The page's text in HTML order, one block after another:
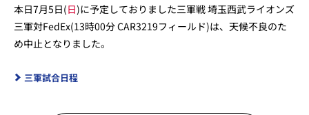
本日7月5日(日)に予定しておりました三軍戦 埼玉西武ライオンズ
三軍対FedEx(13時00分 CAR3219フィールド)は、天候不良のた
め中止となりました。
三軍試合日程